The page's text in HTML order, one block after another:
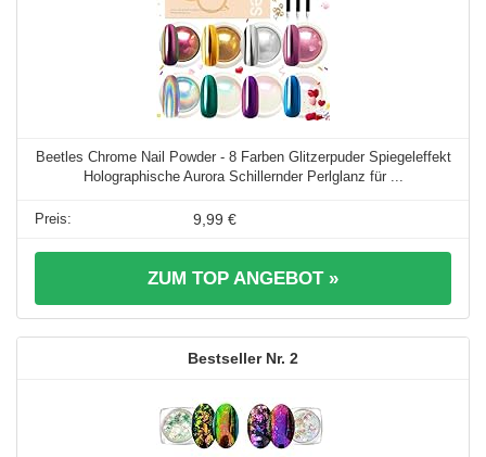
Beetles Chrome Nail Powder - 8 Farben Glitzerpuder Spiegeleffekt
Holographische Aurora Schillernder Perlglanz für ...
9,99 €
ZUM TOP ANGEBOT »
2